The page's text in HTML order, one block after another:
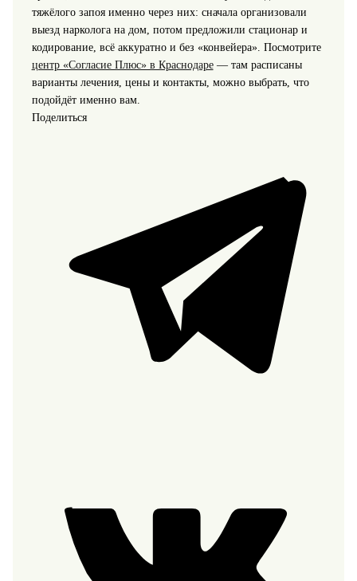
тяжёлого запоя именно через них: сначала организовали
выезд нарколога на дом, потом предложили стационар и
кодирование, всё аккуратно и без «конвейера». Посмотрите
центр «Согласие Плюс» в Краснодаре— там расписаны
варианты лечения, цены и контакты, можно выбрать, что
подойдёт именно вам.
Поделиться